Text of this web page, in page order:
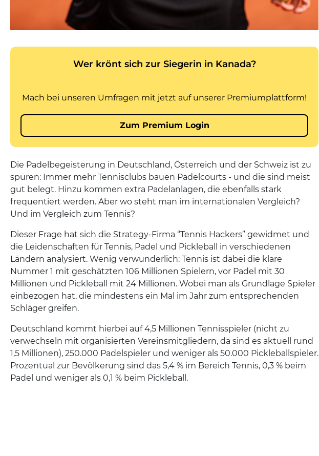
Die Padelbegeisterung in Deutschland, Österreich und der Schweiz ist zu
spüren: Immer mehr Tennisclubs bauen Padelcourts - und die sind meist
gut belegt. Hinzu kommen extra Padelanlagen, die ebenfalls stark
frequentiert werden. Aber wo steht man im internationalen Vergleich?
Und im Vergleich zum Tennis?
Dieser Frage hat sich die Strategy-Firma “Tennis Hackers” gewidmet und
die Leidenschaften für Tennis, Padel und Pickleball in verschiedenen
Ländern analysiert. Wenig verwunderlich: Tennis ist dabei die klare
Nummer 1 mit geschätzten 106 Millionen Spielern, vor Padel mit 30
Millionen und Pickleball mit 24 Millionen. Wobei man als Grundlage Spieler
einbezogen hat, die mindestens ein Mal im Jahr zum entsprechenden
Schläger greifen.
Deutschland kommt hierbei auf 4,5 Millionen Tennisspieler (nicht zu
verwechseln mit organisierten Vereinsmitgliedern, da sind es aktuell rund
1,5 Millionen), 250.000 Padelspieler und weniger als 50.000 Pickleballspieler.
Prozentual zur Bevölkerung sind das 5,4 % im Bereich Tennis, 0,3 % beim
Padel und weniger als 0,1 % beim Pickleball.